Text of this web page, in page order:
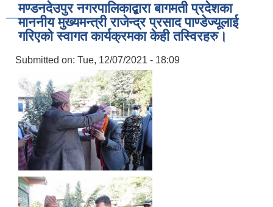
मण्डनदेउपुर नगरपालिकाद्बारा बागमती प्रदेशका
माननीय मुख्‍यमन्त्री राजेन्द्र प्रसाद पाण्डेज्यूलाई
गरिएको स्वागत कार्यक्रमका केही तस्विरहरु।
Submitted on: Tue, 12/07/2021 - 18:09